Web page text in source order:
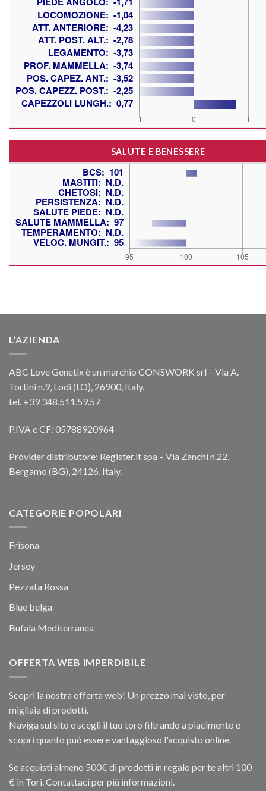
SALUTE E BENESSERE
L’AZIENDA
ABC Love Genetix è un marchio CONSWORK srl – Via A.
Tortini n.9, Lodi (LO), 26900, Italy.
tel. +39 348.511.59.57
P.IVA e CF: 05788920964
Provider distributore: Register.it spa – Via Zanchi n.22,
Bergamo (BG), 24126, Italy.
CATEGORIE POPOLARI
Frisona
Jersey
Pezzata Rossa
Blue belga
Bufala Mediterranea
OFFERTA WEB IMPERDIBILE
Scopri la nostra offerta web! Un prezzo mai visto, per
migliaia di prodotti.
Naviga sul sito e scegli il tuo toro filtrando a piacimento e
scopri quanto può essere vantaggioso l'acquisto online.
Se acquisti almeno 500€ di prodotti in regalo per te altri 100
€ in Tori. Contattaci per più informazioni.